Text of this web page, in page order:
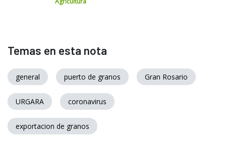
Temas en esta nota
general puerto de granos Gran Rosario
URGARA coronavirus
exportacion de granos